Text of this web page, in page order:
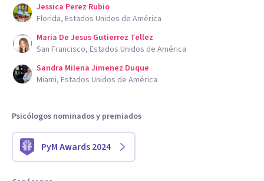
Jessica Perez Rubio
Florida, Estados Unidos de América
Maria De Jesus Gutierrez Tellez
San Francisco, Estados Unidos de América
Sandra Milena Jimenez Duque
Miami, Estados Unidos de América
Psicólogos nominados y premiados
PyM Awards 2024